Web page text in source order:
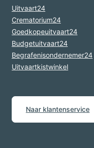
Uitvaart24
Crematorium24
Goedkopeuitvaart24
Budgetuitvaart24
Begrafenisondernemer24
Uitvaartkistwinkel
Naar klantenservice